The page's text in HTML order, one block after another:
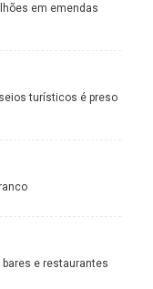
em emendas
turísticos é preso
e restaurantes